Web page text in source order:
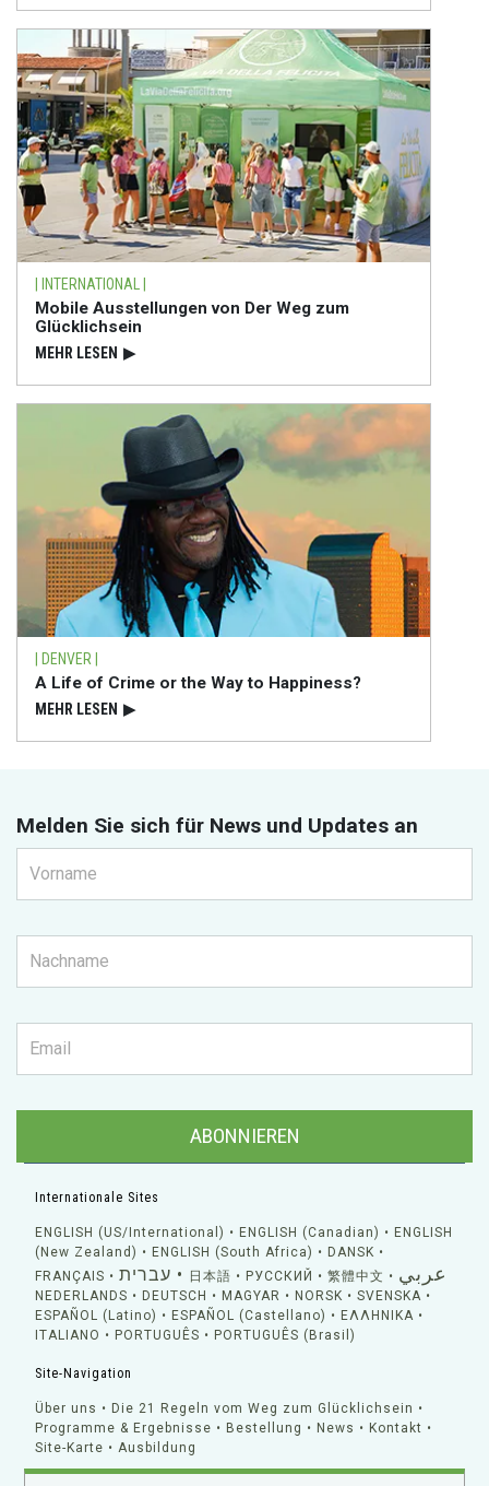
| INTERNATIONAL |
Mobile Ausstellungen von Der Weg zum
Glücklichsein
MEHR LESEN ▶
| DENVER |
A Life of Crime or the Way to Happiness?
MEHR LESEN ▶
Melden Sie sich für News und Updates an
ABONNIEREN
Internationale Sites
ENGLISH (US/International) ENGLISH (Canadian)
ENGLISH
(New Zealand)
ENGLISH (South Africa)
DANSK
FRANÇAIS
עברית 日本語 РУССКИЙ 繁體中文 عربي
NEDERLANDS DEUTSCH MAGYAR NORSK
SVENSKA
ESPAÑOL (Latino)
ESPAÑOL (Castellano)
ΕΛΛΗΝΙΚA
ITALIANO
PORTUGUÊS PORTUGUÊS (Brasil)
Site-Navigation
Über uns
Die 21 Regeln vom Weg zum Glücklichsein
Programme & Ergebnisse
Bestellung News
Kontakt
Site-Karte
Ausbildung